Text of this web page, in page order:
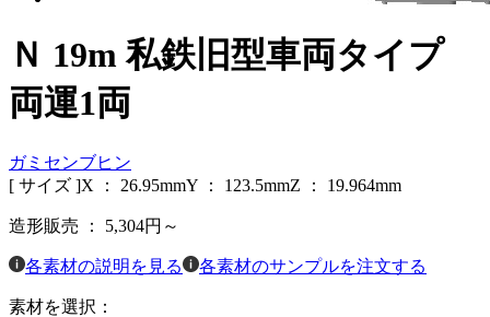
Ｎ 19m 私鉄旧型車両タイプ
両運1両
ガミセンブヒン
[ サイズ ]X ： 26.95mmY ： 123.5mmZ ： 19.964mm
造形販売 ： 5,304円～
各素材の説明を見る 各素材のサンプルを注文する
素材を選択：